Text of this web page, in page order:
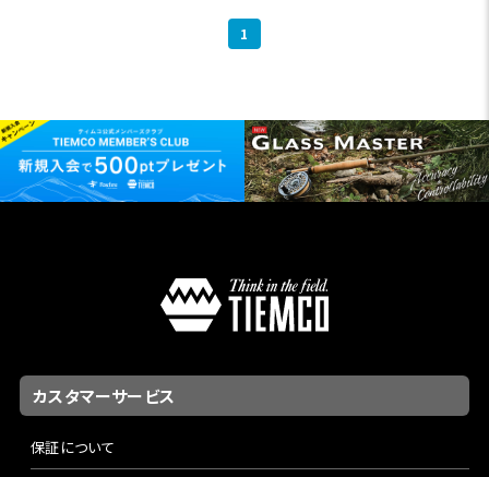
1
カスタマーサービス
保証について